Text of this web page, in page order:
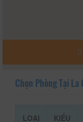
Chọn Phòng Tại La
LOẠI
KIỂU